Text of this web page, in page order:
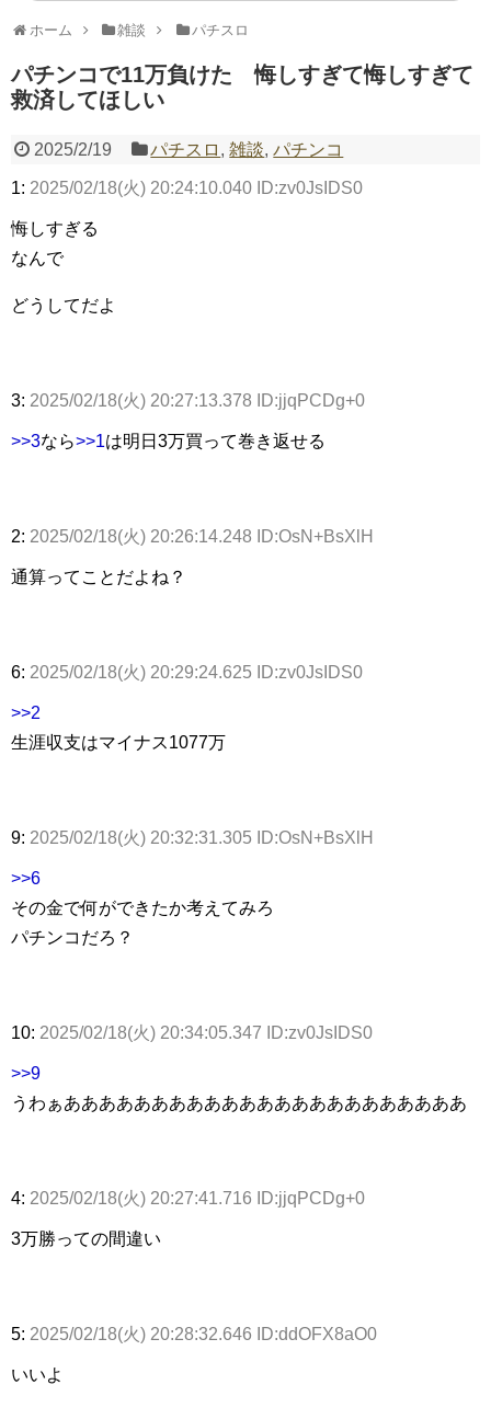
無職のパチンコカス(22)なんやが、ワイの人生どれくら
AngelBeats!とかいうクソアニメの思い出ｗｗｗ
Powered by livedoor 相互RSS
ホーム 雑談 パチスロ
パチンコで11万負けた 悔しすぎて悔しすぎて
救済してほしい
2025/2/19 パチスロ ,雑談,パチンコ
1: 2025/02/18(火) 20:24:10.040 ID:zv0JsIDS0
悔しすぎる
なんで
どうしてだよ
3: 2025/02/18(火) 20:27:13.378 ID:jjqPCDg+0
>>3なら>>1は明日3万買って巻き返せる
2: 2025/02/18(火) 20:26:14.248 ID:OsN+BsXlH
通算ってことだよね？
6: 2025/02/18(火) 20:29:24.625 ID:zv0JsIDS0
>>2
生涯収支はマイナス1077万
9: 2025/02/18(火) 20:32:31.305 ID:OsN+BsXlH
>>6
その金で何ができたか考えてみろ
パチンコだろ？
10: 2025/02/18(火) 20:34:05.347 ID:zv0JsIDS0
>>9
うわぁあああああああああああああああああああああああ
4: 2025/02/18(火) 20:27:41.716 ID:jjqPCDg+0
3万勝っての間違い
5: 2025/02/18(火) 20:28:32.646 ID:ddOFX8aO0
いいよ